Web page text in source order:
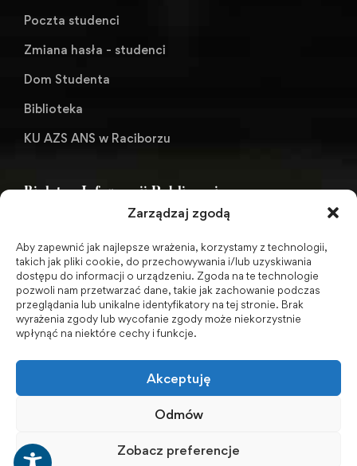
Zarządzaj zgodą
Aby zapewnić jak najlepsze wrażenia, korzystamy z technologii,
takich jak pliki cookie, do przechowywania i/lub uzyskiwania
dostępu do informacji o urządzeniu. Zgoda na te technologie
pozwoli nam przetwarzać dane, takie jak zachowanie podczas
przeglądania lub unikalne identyfikatory na tej stronie. Brak
wyrażenia zgody lub wycofanie zgody może niekorzystnie
wpłynąć na niektóre cechy i funkcje.
Akceptuję
Odmów
Zobacz preferencje
Poczta studenci
Zmiana hasła - studenci
Dom Studenta
Biblioteka
KU AZS ANS w Raciborzu
Biuletyn Informacji Publicznej
BIP - Biuletyn Informacji Publicznej PWSZ -
archiwum
Social Media
© 2001-2026 Akademia Nauk Stosowanych w Raciborzu